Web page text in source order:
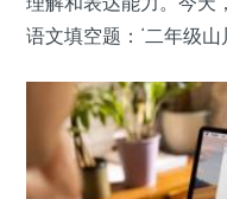
语文填空题：‘二年级山